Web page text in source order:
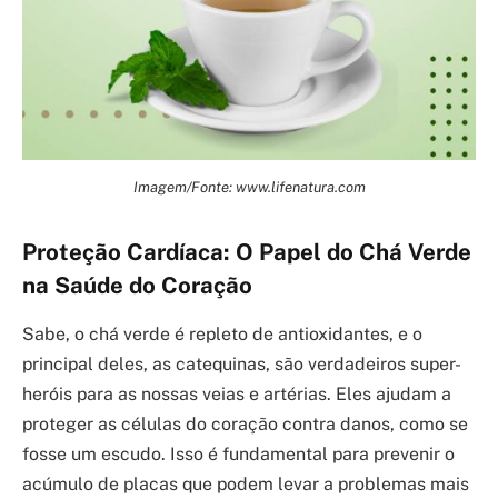
Imagem/Fonte: www.lifenatura.com
Proteção Cardíaca: O Papel do Chá Verde
na Saúde do Coração
Sabe, o chá verde é repleto de antioxidantes, e o
principal deles, as catequinas, são verdadeiros super-
heróis para as nossas veias e artérias. Eles ajudam a
proteger as células do coração contra danos, como se
fosse um escudo. Isso é fundamental para prevenir o
acúmulo de placas que podem levar a problemas mais